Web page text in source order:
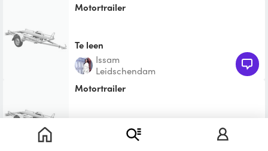
Motortrailer
Te leen
Issam
Leidschendam
Motortrailer